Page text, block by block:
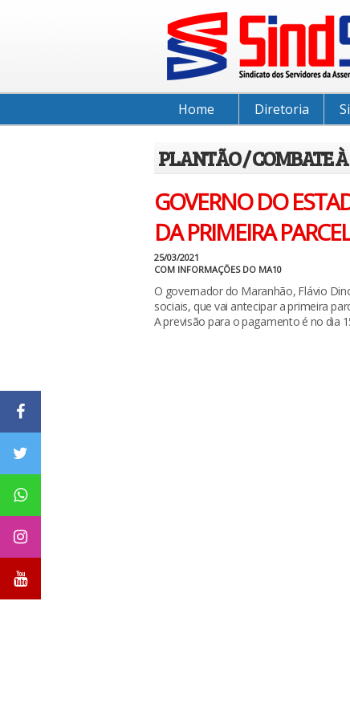
Home Diretoria
PLANTÃO / COMBATE
GOVERNO DO
DA PRIMEIRA
25/03/2021
COM INFORMAÇÕES DO MA10
O governador do Maranhão, Flávio
sociais, que vai antecipar a primeira
A previsão para o pagamento é no dia